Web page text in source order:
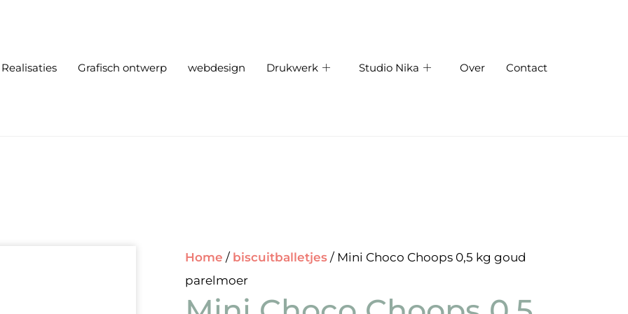
Realisaties Grafisch ontwerp webdesign Drukwerk Studio Nika Over Contact
Home / biscuitballetjes / Mini Choco Choops 0,5 kg goud
parelmoer